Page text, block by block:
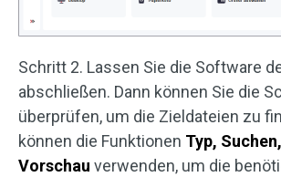
Schritt 2. Lassen Sie die Software
abschließen. Dann können Sie die
überprüfen, um die Zieldateien zu
können die Funktionen Typ,
Vorschau verwenden, um die